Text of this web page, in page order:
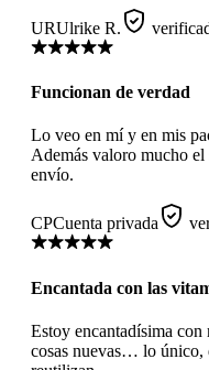
URUlrike R.
Funcionan de verdad
Lo veo en mí y en mis
Además valoro mucho
envío.
CPCuenta privada
Encantada con las
Estoy encantadísima
cosas nuevas… lo único,